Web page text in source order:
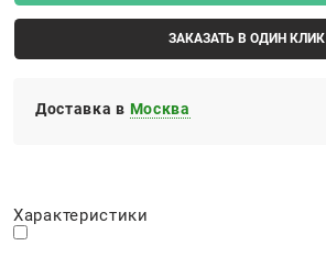
ЗАКАЗАТЬ В ОДИН КЛИК
Доставка в Москва
Характеристики